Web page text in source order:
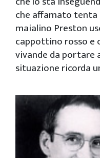
che affamato
maialino Preston
cappottino rosso e
vivande da portare
situazione ricorda